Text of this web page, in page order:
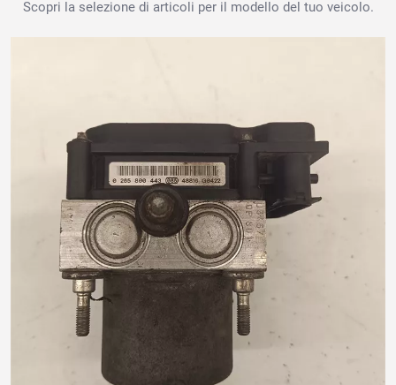
Scopri la selezione di articoli per il modello del tuo veicolo.